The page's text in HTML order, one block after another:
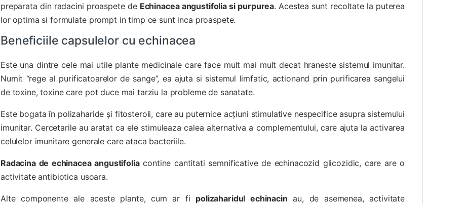
preparata din radacini proaspete de Echinacea angustifolia si purpurea. Acestea sunt recoltate la puterea
lor optima si formulate prompt in timp ce sunt inca proaspete.
Beneficiile capsulelor cu echinacea
Este una dintre cele mai utile plante medicinale care face mult mai mult decat hraneste sistemul imunitar.
Numit “rege al purificatoarelor de sange”, ea ajuta si sistemul limfatic, actionand prin purificarea sangelui
de toxine, toxine care pot duce mai tarziu la probleme de sanatate.
Este bogata în polizaharide și fitosteroli, care au puternice acțiuni stimulative nespecifice asupra sistemului
imunitar. Cercetarile au aratat ca ele stimuleaza calea alternativa a complementului, care ajuta la activarea
celulelor imunitare generale care ataca bacteriile.
Radacina de echinacea angustifoliacontine cantitati semnificative de echinacozid glicozidic, care are o
activitate antibiotica usoara.
Alte componente ale aceste plante, cum ar fi polizaharidul echinacin au, de asemenea, activitate